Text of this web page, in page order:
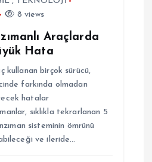
8 views
Araçlarda
Hata
kullanan birçok sürücü,
farkında olmadan
hatalar
sıklıkla tekrarlanan 5
sisteminin ömrünü
ve ileride…